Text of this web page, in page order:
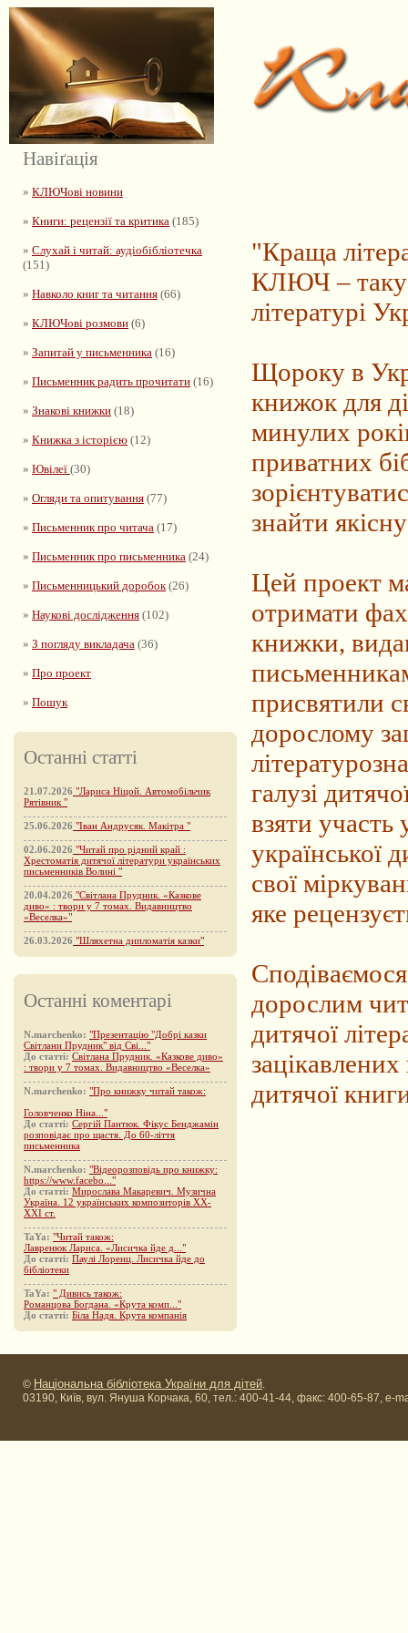
Навіґація
» КЛЮЧові новини
» Книги: рецензії та критика (185)
» Слухай і читай: аудіобібліотечка
(151)
» Навколо книг та читання (66)
» КЛЮЧові розмови (6)
» Запитай у письменника (16)
» Письменник радить прочитати (16)
» Знакові книжки (18)
» Книжка з історією (12)
» Ювілеї (30)
» Огляди та опитування (77)
» Письменник про читача (17)
» Письменник про письменника (24)
» Письменницький доробок(26)
» Наукові дослідження (102)
» З погляду викладача (36)
» Про проект
» Пошук
Останні статті
21.07.2026 "Лариса Ніцой. Автомобільчик
Рятівник "
25.06.2026 "Іван Андрусяк. Макітра "
02.06.2026 "Читай про рідний край :
Хрестоматія дитячої літератури українських
письменників Волині "
20.04.2026 "Світлана Прудник. «Казкове
диво» : твори у 7 томах. Видавництво
«Веселка»"
26.03.2026 "Шляхетна дипломатія казки"
Останні коментарі
N.marchenko: "Презентацію "Добрі казки
Світлани Прудник" від Сві..."
До статті: Світлана Прудник. «Казкове диво»
: твори у 7 томах. Видавництво «Веселка»
N.marchenko: "Про книжку читай також:
Головченко Ніна..."
До статті: Сергій Пантюк. Фікус Бенджамін
розповідає про щастя. До 60-ліття
письменника
N.marchenko: "Відеорозповідь про книжку:
https://www.facebo..."
До статті: Мирослава Макаревич. Музична
Україна. 12 українських композиторів XX-
XXI ст.
TaYa: "Читай також:
Лавренюк Лариса. «Лисичка йде д..."
До статті: Паулі Лоренц. Лисичка йде до
бібліотеки
TaYa: " Дивись також:
Романцова Богдана. «Крута комп..."
До статті: Біла Надя. Крута компанія
"Краща
КЛЮЧ – таку
літературі
Щороку в
книжок для
минулих
приватних
знайти
Цей проект
отримати
книжки,
присвятили
дорослому
галузі
взяти участь
української
свої
яке
дорослим
дитячої
зацікавлених
дитячої
© Національна бібліотека України для дітей.
03190, Київ, вул. Януша Корчака, 60, тел.: 400-41-44, факс: 400-65-87, e-